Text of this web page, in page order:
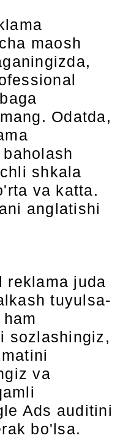
maosh
Odatda,
shkala
va katta.
anglatishi
reklama juda
tuyulsa-
sozlashingiz,
va
Ads auditini
bo'lsa.